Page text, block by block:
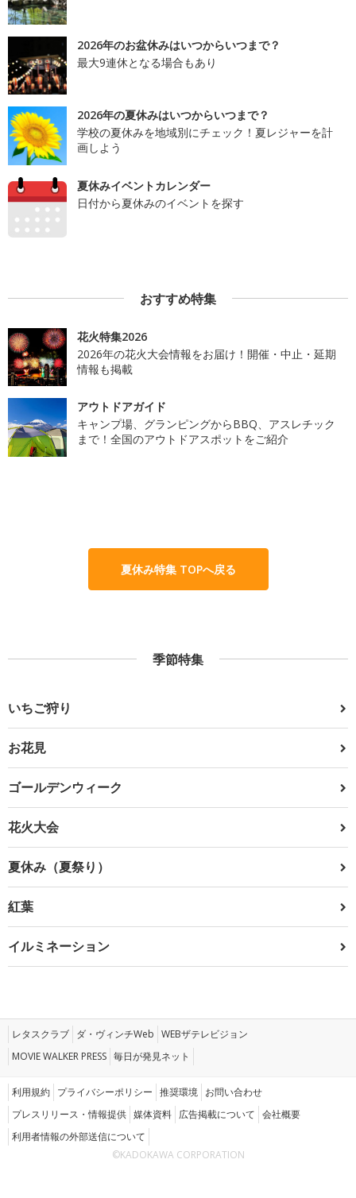
2026年のお盆休みはいつからいつまで？
最大9連休となる場合もあり
2026年の夏休みはいつからいつまで？
学校の夏休みを地域別にチェック！夏レジャーを計
画しよう
夏休みイベントカレンダー
日付から夏休みのイベントを探す
おすすめ特集
花火特集2026
2026年の花火大会情報をお届け！開催・中止・延期
情報も掲載
アウトドアガイド
キャンプ場、グランピングからBBQ、アスレチック
まで！全国のアウトドアスポットをご紹介
夏休み特集 TOPへ戻る
季節特集
いちご狩り
お花見
ゴールデンウィーク
花火大会
夏休み（夏祭り）
紅葉
イルミネーション
レタスクラブ ダ・ヴィンチWeb WEBザテレビジョン
MOVIE WALKER PRESS 毎日が発見ネット
利用規約 プライバシーポリシー 推奨環境 お問い合わせ
プレスリリース・情報提供 媒体資料 広告掲載について 会社概要
利用者情報の外部送信について
©KADOKAWA CORPORATION